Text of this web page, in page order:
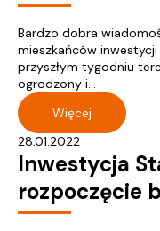
Bardzo dobra
mieszkańców
przyszłym tygodniu
ogrodzony i...
Więcej
28.01.2022
Inwestycja
rozpoczęcie